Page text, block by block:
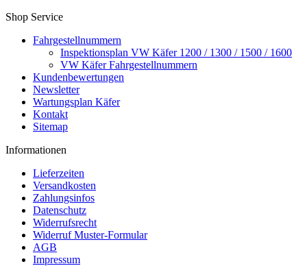
Shop Service
Fahrgestellnummern
Inspektionsplan VW Käfer 1200 / 1300 / 1500 / 1600
VW Käfer Fahrgestellnummern
Kundenbewertungen
Newsletter
Wartungsplan Käfer
Kontakt
Sitemap
Informationen
Lieferzeiten
Versandkosten
Zahlungsinfos
Datenschutz
Widerrufsrecht
Widerruf Muster-Formular
AGB
Impressum